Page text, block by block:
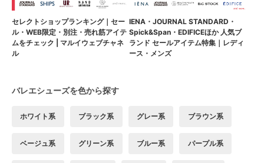
セレクトショップランキング｜セー
ル・WEB限定・別注・売れ筋アイテ
ムをチェック | マルイウェブチャネ
ル
IENA・JOURNAL STANDARD・
Spick&Span・EDIFICEほか 人気ブ
ランド セールアイテム特集｜レディ
ース・メンズ
バレエシューズを色から探す
ホワイト系 ブラック系 グレー系 ブラウン系
ベージュ系 グリーン系 ブルー系 パープル系